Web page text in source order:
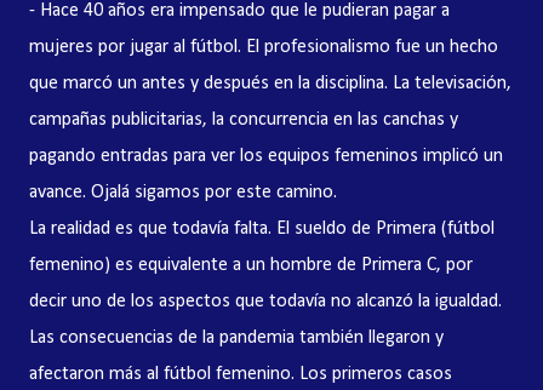
- Hace 40 años era impensado que le pudieran pagar a
mujeres por jugar al fútbol. El profesionalismo fue un hecho
que marcó un antes y después en la disciplina. La televisación,
campañas publicitarias, la concurrencia en las canchas y
pagando entradas para ver los equipos femeninos implicó un
avance. Ojalá sigamos por este camino.
La realidad es que todavía falta. El sueldo de Primera (fútbol
femenino) es equivalente a un hombre de Primera C, por
decir uno de los aspectos que todavía no alcanzó la igualdad.
Las consecuencias de la pandemia también llegaron y
afectaron más al fútbol femenino. Los primeros casos